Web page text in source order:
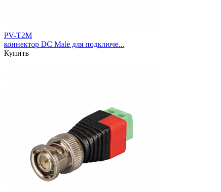
PV-T2M
коннектор DC Male для подключе...
Купить